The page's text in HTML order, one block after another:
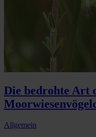
Die bedrohte Art
Allgemein